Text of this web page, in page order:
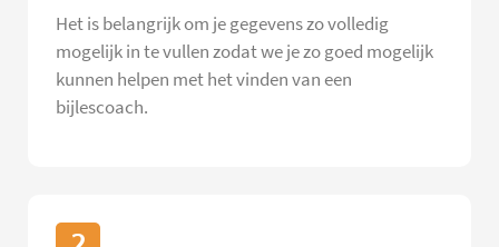
Het is belangrijk om je gegevens zo volledig
mogelijk in te vullen zodat we je zo goed mogelijk
kunnen helpen met het vinden van een
bijlescoach.